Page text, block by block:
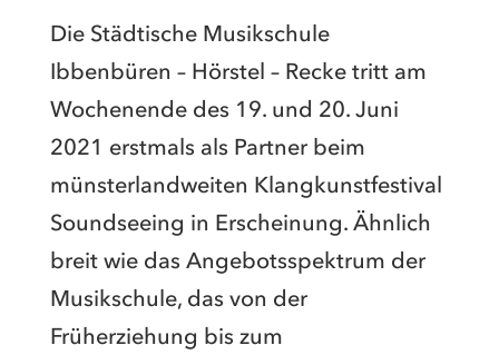
Die Städtische Musikschule
Ibbenbüren – Hörstel – Recke tritt am
Wochenende des 19. und 20. Juni
2021 erstmals als Partner beim
münsterlandweiten Klangkunstfestival
Soundseeing in Erscheinung. Ähnlich
breit wie das Angebotsspektrum der
Musikschule, das von der
Früherziehung bis zum